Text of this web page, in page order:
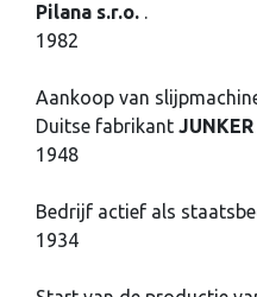
Pilana s.r.o. .
1982
Aankoop van
Duitse fabrikant JUNKER
1948
Bedrijf actief als
1934